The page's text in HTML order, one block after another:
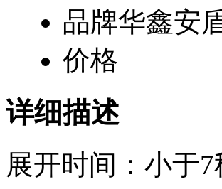
品牌华鑫安
价格
详细描述
展开时间：小于7